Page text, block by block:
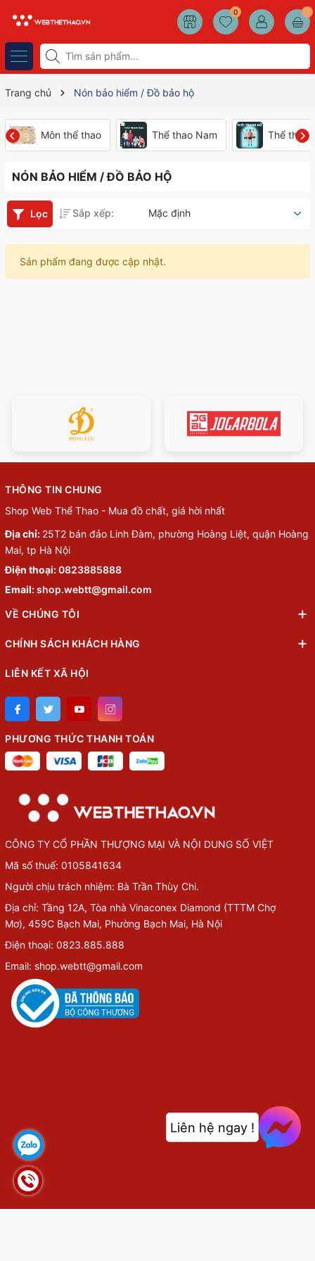
0
Trang chủ Nón bảo hiểm / Đồ bảo hộ
Môn thể thao Thể thao Nam Thể thao
NÓN BẢO HIỂM / ĐỒ BẢO HỘ
Lọc Sắp xếp: Mặc định
Sản phẩm đang được cập nhật.
THÔNG TIN CHUNG
Shop Web Thể Thao - Mua đồ chất, giá hời nhất
Địa chỉ: 25T2 bán đảo Linh Đàm, phường Hoàng Liệt, quận Hoàng
Mai, tp Hà Nội
Điện thoại:0823885888
Email:shop.webtt@gmail.com
VỀ CHÚNG TÔI
CHÍNH SÁCH KHÁCH HÀNG
LIÊN KẾT XÃ HỘI
PHƯƠNG THỨC THANH TOÁN
CÔNG TY CỔ PHẦN THƯỢNG MẠI VÀ NỘI DUNG SỐ VIỆT
Mã số thuế: 0105841634
Người chịu trách nhiệm: Bà Trần Thùy Chi.
Địa chỉ: Tầng 12A, Tòa nhà Vinaconex Diamond (TTTM Chợ
Mơ), 459C Bạch Mai, Phường Bạch Mai, Hà Nội
Điện thoại: 0823.885.888
Email: shop.webtt@gmail.com
Liên hệ ngay !